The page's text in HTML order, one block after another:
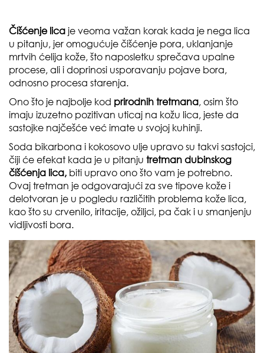
Čišćenje lica je veoma važan korak kada je nega lica
u pitanju, jer omogućuje čišćenje pora, uklanjanje
mrtvih ćelija kože, što naposletku sprečava upalne
procese, ali i doprinosi usporavanju pojave bora,
odnosno procesa starenja.
Ono što je najbolje kod prirodnih tretmana, osim što
imaju izuzetno pozitivan uticaj na kožu lica, jeste da
sastojke najčešće već imate u svojoj kuhinji.
Soda bikarbona i kokosovo ulje upravo su takvi sastojci,
čiji će efekat kada je u pitanju tretman dubinskog
čišćenja lica, biti upravo ono što vam je potrebno.
Ovaj tretman je odgovarajući za sve tipove kože i
delotvoran je u pogledu različitih problema kože lica,
kao što su crvenilo, iritacije, ožiljci, pa čak i u smanjenju
vidljivosti bora.